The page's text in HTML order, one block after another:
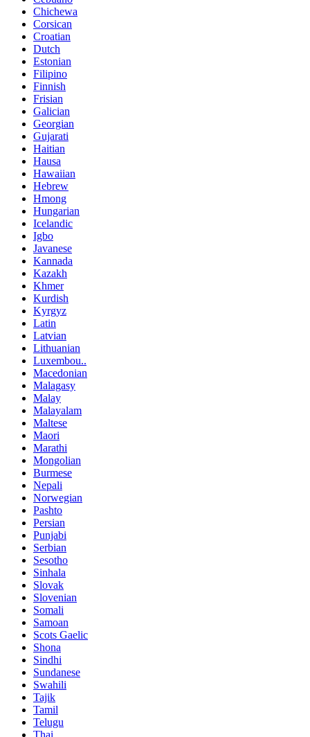
Chichewa
Corsican
Croatian
Dutch
Estonian
Filipino
Finnish
Frisian
Galician
Georgian
Gujarati
Haitian
Hausa
Hawaiian
Hebrew
Hmong
Hungarian
Icelandic
Igbo
Javanese
Kannada
Kazakh
Khmer
Kurdish
Kyrgyz
Latin
Latvian
Lithuanian
Luxembou..
Macedonian
Malagasy
Malay
Malayalam
Maltese
Maori
Marathi
Mongolian
Burmese
Nepali
Norwegian
Pashto
Persian
Punjabi
Serbian
Sesotho
Sinhala
Slovak
Slovenian
Somali
Samoan
Scots Gaelic
Shona
Sindhi
Sundanese
Swahili
Tajik
Tamil
Telugu
Thai